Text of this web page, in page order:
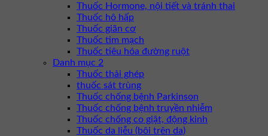
Thuốc Hormone, nội tiết và tránh thai
Thuốc hô hấp
Thuốc giãn cơ
Thuốc tim mạch
Thuốc tiêu hóa đường ruột
Danh mục 2
Thuốc thải ghép
thuốc sát trùng
Thuốc chống bệnh Parkinson
Thuốc chống bệnh truyền nhiễm
Thuốc chống co giật, động kinh
Thuốc da liễu (bôi trên da)